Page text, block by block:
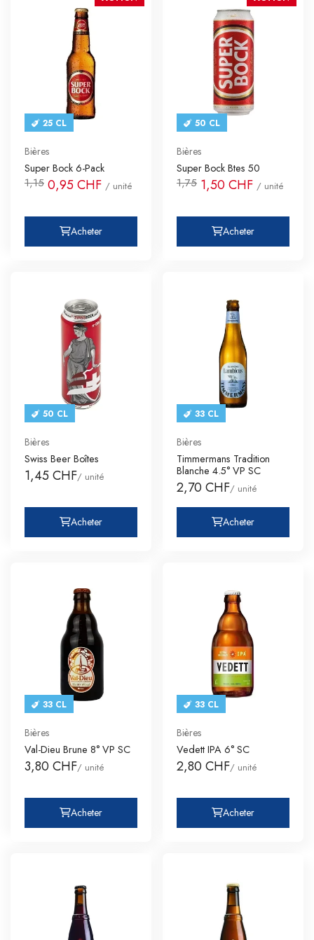
25 CL
Bières
Super Bock 6-Pack
1,15 0,95 CHF / unité
Acheter
50 CL
Bières
Super Bock Btes 50
1,75 1,50 CHF / unité
Acheter
50 CL
Bières
Swiss Beer Boîtes
1,45 CHF/ unité
Acheter
33 CL
Bières
Timmermans Tradition
Blanche 4.5° VP SC
2,70 CHF/ unité
Acheter
33 CL
Bières
Val-Dieu Brune 8° VP SC
3,80 CHF/ unité
Acheter
33 CL
Bières
Vedett IPA 6° SC
2,80 CHF/ unité
Acheter